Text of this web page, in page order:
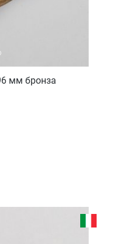
мм бронза